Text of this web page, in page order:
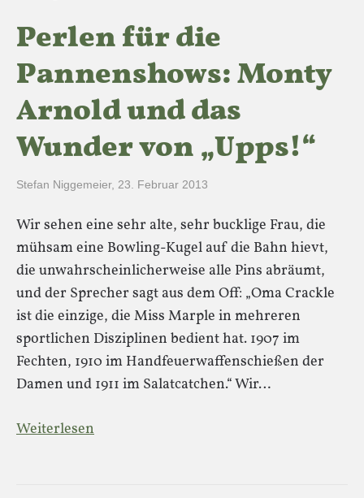
Perlen für die
Pannenshows: Monty
Arnold und das
Wunder von „Upps!“
Stefan Niggemeier, 23. Februar 2013
Wir sehen eine sehr alte, sehr bucklige Frau, die
mühsam eine Bowling-Kugel auf die Bahn hievt,
die unwahrscheinlicherweise alle Pins abräumt,
und der Sprecher sagt aus dem Off: „Oma Crackle
ist die einzige, die Miss Marple in mehreren
sportlichen Disziplinen bedient hat. 1907 im
Fechten, 1910 im Handfeuerwaffenschießen der
Damen und 1911 im Salatcatchen.“ Wir…
Weiterlesen